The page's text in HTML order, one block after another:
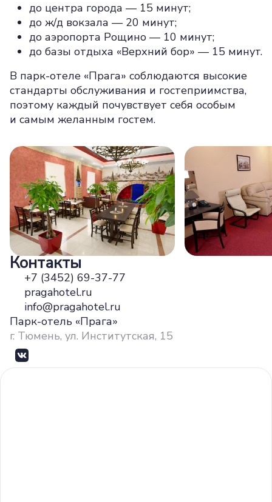
до центра города — 15 минут;
до ж/д вокзала — 20 минут;
до аэропорта Рощино — 10 минут;
до базы отдыха «Верхний бор» — 15 минут.
В парк-отеле «Прага» соблюдаются высокие
стандарты обслуживания и гостеприимства,
поэтому каждый почувствует себя особым
и самым желанным гостем.
Контакты
+7 (3452) 69-37-77
pragahotel.ru
info@pragahotel.ru
Парк-отель «Прага»
г. Тюмень, ул. ​Институтская, 15